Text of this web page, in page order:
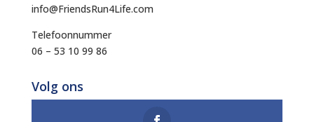
info@FriendsRun4Life.com
Telefoonnummer
06 – 53 10 99 86
Volg ons